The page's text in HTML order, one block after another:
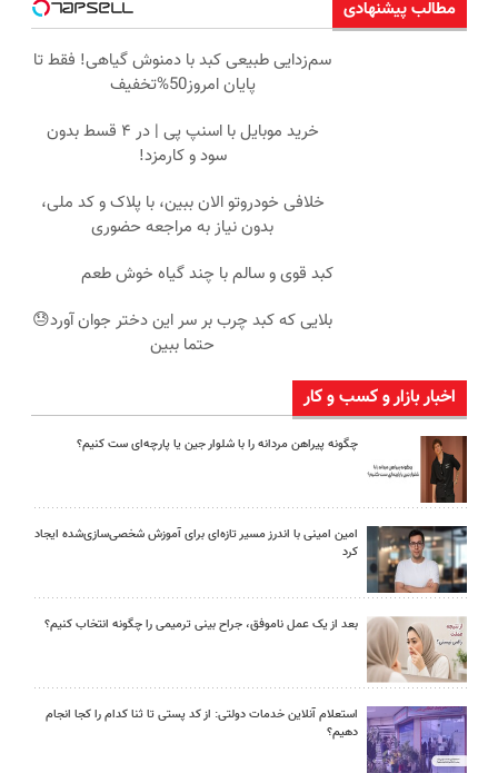
مطالب پیشنهادی
سم‌زدایی طبیعی کبد با دمنوش گیاهی! فقط تا
پایان امروز50%تخفیف
خرید موبایل با اسنپ پی | در ۴ قسط بدون
سود و کارمزد!
خلافی خودروتو الان ببین، با پلاک و کد ملی،
بدون نیاز به مراجعه حضوری
کبد قوی و سالم با چند گیاه خوش طعم
بلایی که کبد چرب بر سر این دختر جوان آورد😓
حتما ببین
اخبار بازار و کسب و کار
چگونه پیراهن مردانه را با شلوار جین یا پارچه‌ای ست کنیم؟
امین امینی با اندرز مسیر تازه‌ای برای آموزش شخصی‌سازی‌شده ایجاد
کرد
بعد از یک عمل ناموفق، جراح بینی ترمیمی را چگونه انتخاب کنیم؟
استعلام آنلاین خدمات دولتی: از کد پستی تا ثنا کدام را کجا انجام
دهیم؟